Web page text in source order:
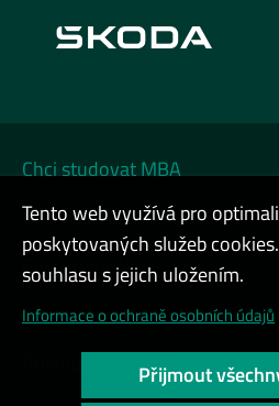
Chci studovat MBA
Chci na DATA FESTIVAL
Chci firemní kurz
Cookies a ochrana osobních
Přístupnost webu
Tento web využívá pro
poskytovaných služeb
souhlasu s jejich uložením.
Informace o ochraně osobních údajů
Přijmout